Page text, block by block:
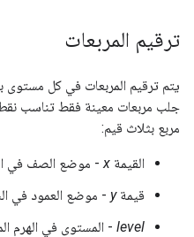
ترقيم المربعات
جلب مربعات معينة فقط تناسب
مربع بثلاث قيم:
القيمة x- موضع الصف في
قيمةy - موضع العمود في
level